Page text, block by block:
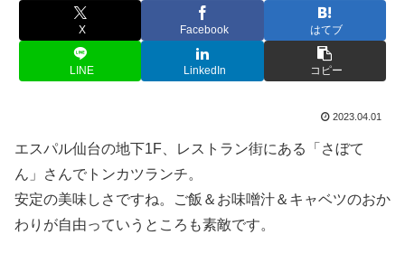
X Facebook はてブ
LINE LinkedIn コピー
2023.04.01
エスパル仙台の地下1F、レストラン街にある「さぼて
ん」さんでトンカツランチ。
安定の美味しさですね。ご飯＆お味噌汁＆キャベツのおか
わりが自由っていうところも素敵です。